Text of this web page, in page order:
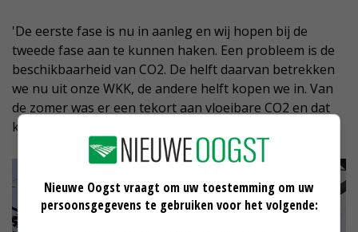
'De eerste fase is nu in aanleg en wij hopen bij de
tweede fase aan te kunnen haken. Een probleem is de
beschikbaarheid van CO2. De helft daarvan betrekken
we nu uit onze WKK, de andere helft kopen we in. Van
de zomer was er een tekort aan vloeibare CO2 en dat
kunnen we in de toekomst niet hebben.'
Nieuwe Oogst vraagt om uw toestemming om uw
persoonsgegevens te gebruiken voor het volgende: